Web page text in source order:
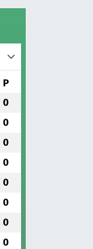
P
0
0
0
0
0
0
0
0